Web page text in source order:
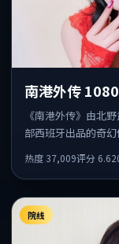
南港外传
《南港外传》由北
部西班牙出品的奇
热度 37,009评分 6.6
院线